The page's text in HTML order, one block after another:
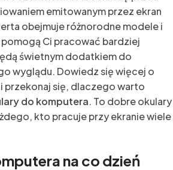
emitowanym przez ekran
obejmuje różnorodne modele i
Ci pracować bardziej
świetnym dodatkiem do
wyglądu. Dowiedz się więcej o
przekonaj się, dlaczego warto
do komputera. To dobre okulary
kto pracuje przy ekranie wiele
na co dzień